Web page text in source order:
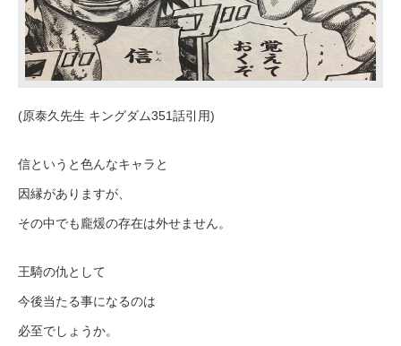
(原泰久先生 キングダム351話引用)
信というと色んなキャラと
因縁がありますが、
その中でも龐煖の存在は外せません。
王騎の仇として
今後当たる事になるのは
必至でしょうか。